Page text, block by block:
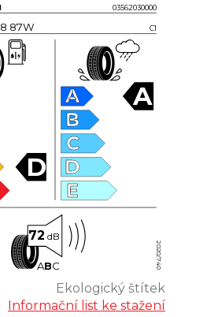
03562030000
87W C1
D
A
B
C
D
E
A
72 dB
ABC 2020/740
Ekologický štítek
Informační list ke stažení